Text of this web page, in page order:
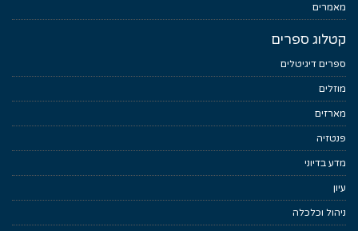
מאמרים
קטלוג ספרים
ספרים דיגיטלים
מוזלים
מארזים
פנטזיה
מדע בדיוני
עיון
ניהול וכלכלה